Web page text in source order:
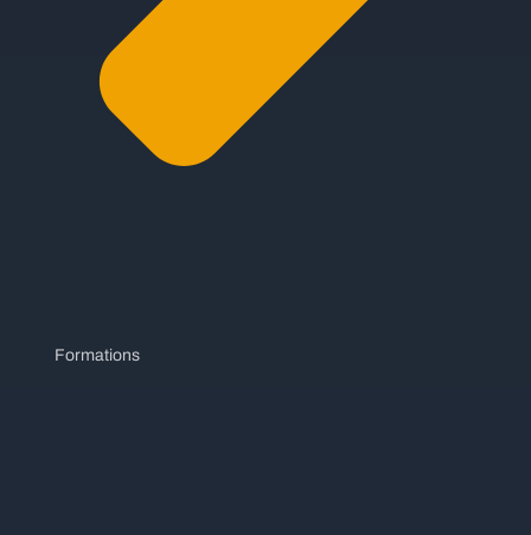
Formations